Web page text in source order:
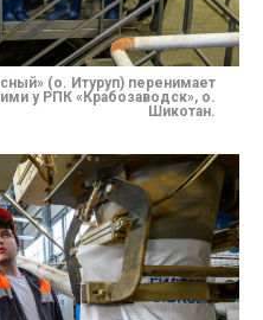
(о. Итуруп) перенимает
у РПК «Крабозаводск», о.
Шикотан.